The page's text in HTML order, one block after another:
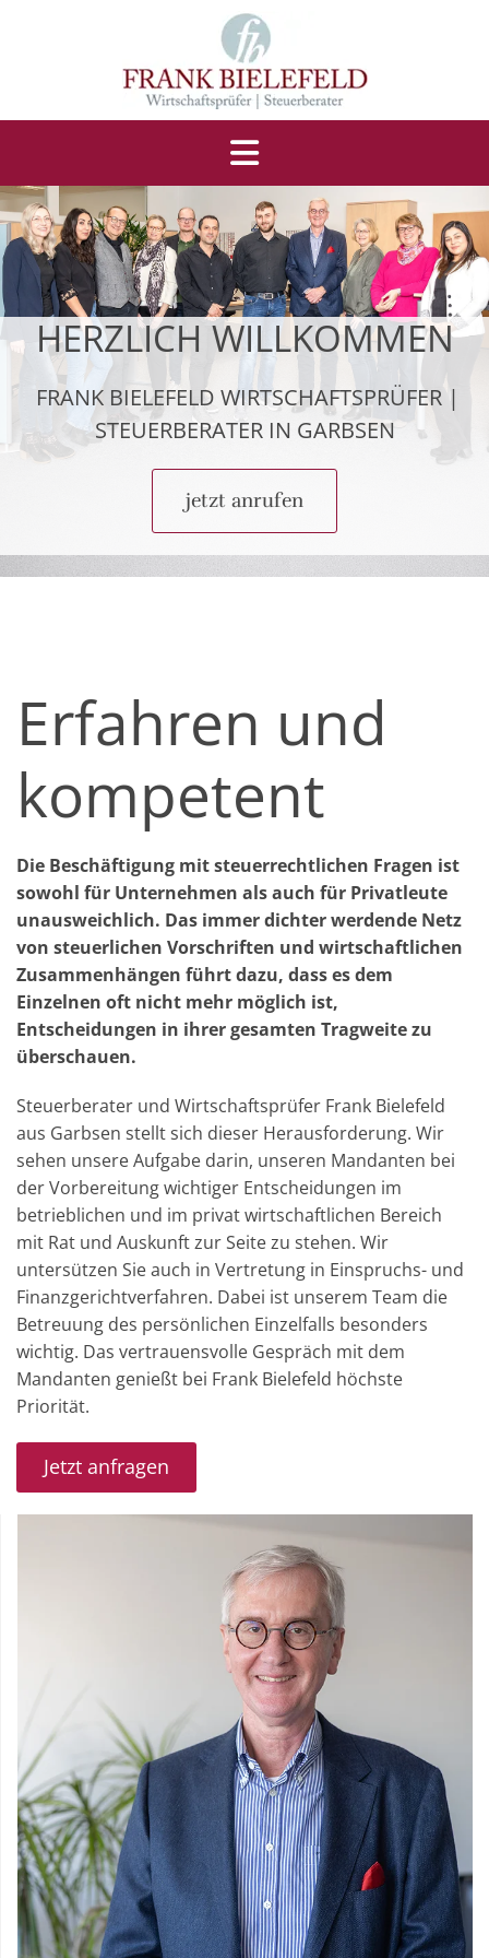
HERZLICH WILLKOMMEN
FRANK BIELEFELD WIRTSCHAFTSPRÜFER |
STEUERBERATER IN GARBSEN
jetzt anrufen
Erfahren und
kompetent
Die Beschäftigung mit steuerrechtlichen Fragen ist
sowohl für Unternehmen als auch für Privatleute
unausweichlich. Das immer dichter werdende Netz
von steuerlichen Vorschriften und wirtschaftlichen
Zusammenhängen führt dazu, dass es dem
Einzelnen oft nicht mehr möglich ist,
Entscheidungen in ihrer gesamten Tragweite zu
überschauen.
Steuerberater und Wirtschaftsprüfer Frank Bielefeld
aus Garbsen stellt sich dieser Herausforderung. Wir
sehen unsere Aufgabe darin, unseren Mandanten bei
der Vorbereitung wichtiger Entscheidungen im
betrieblichen und im privat wirtschaftlichen Bereich
mit Rat und Auskunft zur Seite zu stehen. Wir
untersützen Sie auch in Vertretung in Einspruchs- und
Finanzgerichtverfahren. Dabei ist unserem Team die
Betreuung des persönlichen Einzelfalls besonders
wichtig. Das vertrauensvolle Gespräch mit dem
Mandanten genießt bei Frank Bielefeld höchste
Priorität.
Jetzt anfragen